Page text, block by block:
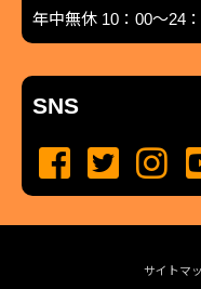
年中無休 10：00～24
SNS
サイトマ